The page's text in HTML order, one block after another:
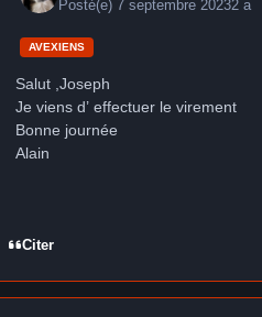
Posté(e)7 septembre 20232 a
AVEXIENS
Salut ,Joseph
Je viens d’ effectuer le virement
Bonne journée
Alain
Citer